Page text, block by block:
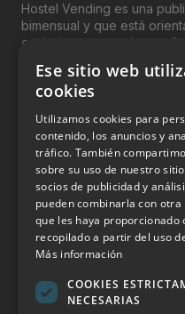
Hostel Vending es una
bimensual y que está
exclusivamente, a los
del “Vending”; nombre
genéricamente entre
productos y servicios a
INFORMACIÓN LEGAL
Aviso Legal
Política de Privacidad
Política de Cookies
Política de calidad y
Contacto
Ese sitio web
cookies
Utilizamos cookies para
contenido, los anuncios y
tráfico. También
sobre su uso de nuestro
socios de publicidad y
pueden combinarla con
que les haya proporcionado
recopilado a partir del uso
Más información
COOKIES
NECESARIAS